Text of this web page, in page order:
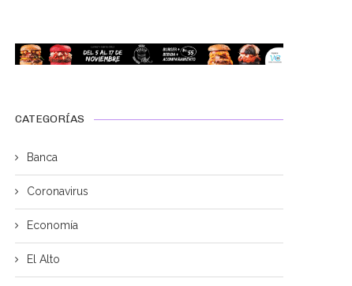
CATEGORÍAS
Banca
Coronavirus
Economía
El Alto